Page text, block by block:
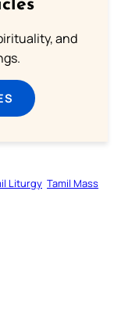
and
Liturgy Tamil Mass